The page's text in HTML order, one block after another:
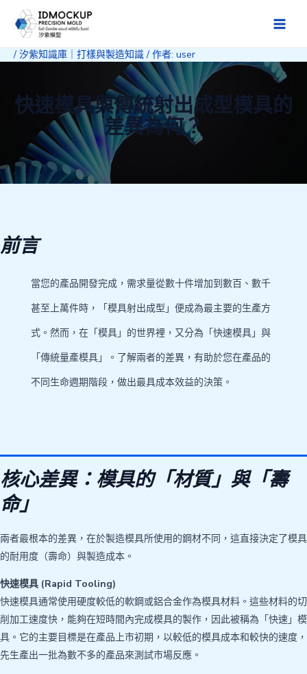
要
Main
/ 汐紫知識庫｜打樣與製造知識/ 作者: user
快速模具與傳統射出成型模具的
差異為何？
前言
當您的產品開發完成，需求量從數十件增加到數百、數千
甚至上萬件時，「模具射出成型」便成為最主要的生產方
式。然而，在「模具」的世界裡，又分為「快速模具」與
「傳統量產模具」。了解兩者的差異，有助於您在產品的
不同生命週期階段，做出最具成本效益的決策。
核心差異：模具的「材質」與「壽
命」
兩者最根本的差異，在於製造模具所使用的鋼材不同，這直接決定了模具
的耐用度（壽命）與製造成本。
快速模具 (Rapid Tooling)
快速模具通常使用硬度較低的軟鋼或鋁合金作為模具材料。這些材料的切
削加工速度快，能夠在短時間內完成模具的製作，因此被稱為「快速」模
具。它的主要目標是在產品上市初期，以較低的模具成本和較快的速度，
先生產出一批為數不多的產品來測試市場反應。